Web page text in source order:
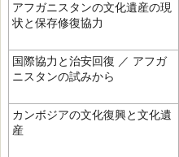
アフガニスタンの文化遺産の現
状と保存修復協力
国際協力と治安回復 ／ アフガ
ニスタンの試みから
カンボジアの文化復興と文化遺
産